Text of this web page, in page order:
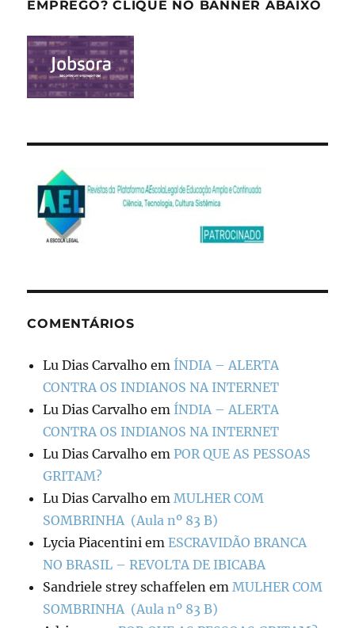
EMPREGO? CLIQUE NO BANNER ABAIXO
COMENTÁRIOS
Lu Dias Carvalho em ÍNDIA – ALERTA
CONTRA OS INDIANOS NA INTERNET
Lu Dias Carvalho em ÍNDIA – ALERTA
CONTRA OS INDIANOS NA INTERNET
Lu Dias Carvalho em POR QUE AS PESSOAS
GRITAM?
Lu Dias Carvalho em MULHER COM
SOMBRINHA (Aula nº 83 B)
Lycia Piacentini emESCRAVIDÃO BRANCA
NO BRASIL – REVOLTA DE IBICABA
Sandriele strey schaffelen em MULHER COM
SOMBRINHA (Aula nº 83 B)